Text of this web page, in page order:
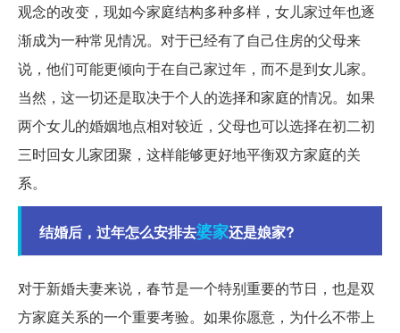
观念的改变，现如今家庭结构多种多样，女儿家过年也逐
渐成为一种常见情况。对于已经有了自己住房的父母来
说，他们可能更倾向于在自己家过年，而不是到女儿家。
当然，这一切还是取决于个人的选择和家庭的情况。如果
两个女儿的婚姻地点相对较近，父母也可以选择在初二初
三时回女儿家团聚，这样能够更好地平衡双方家庭的关
系。
结婚后，过年怎么安排去婆家还是娘家?
对于新婚夫妻来说，春节是一个特别重要的节日，也是双
方家庭关系的一个重要考验。如果你愿意，为什么不带上